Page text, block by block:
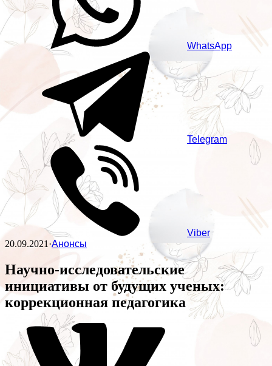
WhatsApp
Telegram
Viber
20.09.2021·Анонсы
Научно-исследовательские
инициативы от будущих ученых:
коррекционная педагогика